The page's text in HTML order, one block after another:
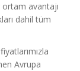
ortam avantajı
dahil tüm
Avrupa